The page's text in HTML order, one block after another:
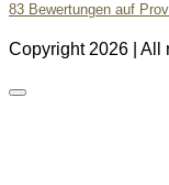
83 Bewertungen auf
Copyright 2026 | All